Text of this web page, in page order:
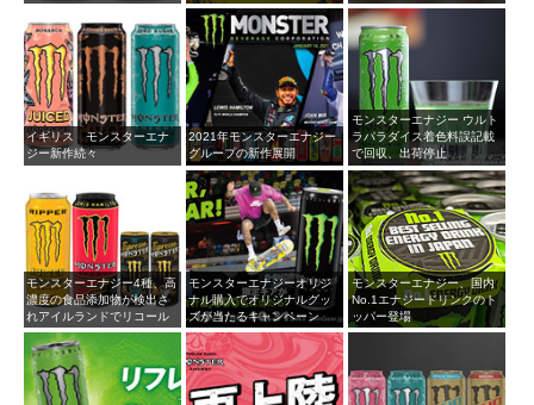
イギリス モンスターエナ
ジー新作続々
2021年モンスターエナジー
グループの新作展開
モンスターエナジー ウルト
ラパラダイス着色料誤記載
で回収、出荷停止
モンスターエナジー4種、高
濃度の食品添加物が検出さ
れアイルランドでリコール
モンスターエナジーオリジ
ナル購入でオリジナルグッ
ズが当たるキャンペーン
モンスターエナジー、国内
No.1エナジードリンクのト
ッパー登場